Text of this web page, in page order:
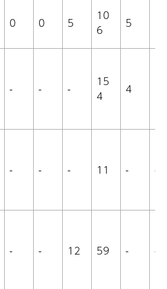
0 0 5
10
6
5
- - -
15
4
4
- - - 11 - -
- - 12 59 - -